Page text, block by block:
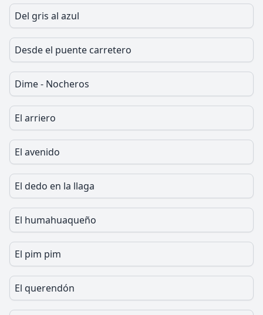
Del gris al azul
Desde el puente carretero
Dime - Nocheros
El arriero
El avenido
El dedo en la llaga
El humahuaqueño
El pim pim
El querendón